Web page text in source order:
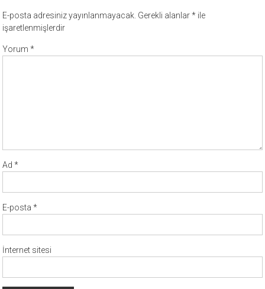
E-posta adresiniz yayınlanmayacak. Gerekli alanlar* ile
işaretlenmişlerdir
Yorum*
Ad*
E-posta*
İnternet sitesi